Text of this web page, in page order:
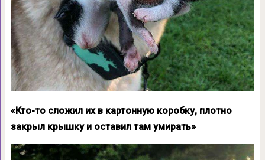
«Кто-то сложил их в картонную коробку, плотно
закрыл крышку и оставил там умирать»